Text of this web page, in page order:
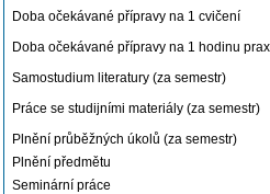
Doba očekávané přípravy na 1 cvičení
Doba očekávané přípravy na 1 hodinu
Samostudium literatury (za semestr)
Práce se studijními materiály (za semestr)
Plnění průběžných úkolů (za semestr)
Plnění předmětu
Seminární práce